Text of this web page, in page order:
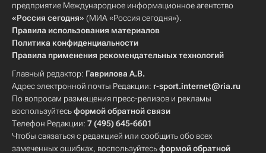
предприятие Международное информационное агентство
«Россия сегодня» (МИА «Россия сегодня»).
Правила использования материалов
Политика конфиденциальности
Правила применения рекомендательных технологий
Главный редактор: Гаврилова А.В.
Адрес электронной почты Редакции: r-sport.internet@ria.ru
По вопросам размещения пресс-релизов и рекламы
воспользуйтесьформой обратной связи
Телефон Редакции: 7 (495) 645-6601
Чтобы связаться с редакцией или сообщить обо всех
замеченных ошибках, воспользуйтесьформой обратной